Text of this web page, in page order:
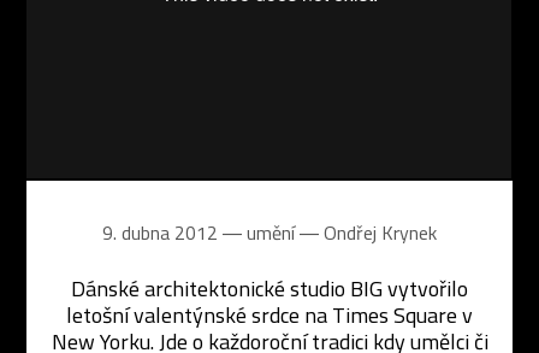
9. dubna 2012 ― umění ―Ondřej Krynek
Dánské architektonické studio BIG vytvořilo
letošní valentýnské srdce na Times Square v
New Yorku. Jde o každoroční tradici kdy umělci či